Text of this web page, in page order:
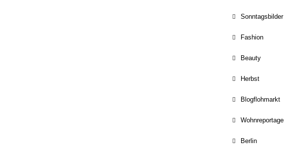
Sonntagsbilder
Fashion
Beauty
Herbst
Blogflohmarkt
Wohnreportage
Berlin